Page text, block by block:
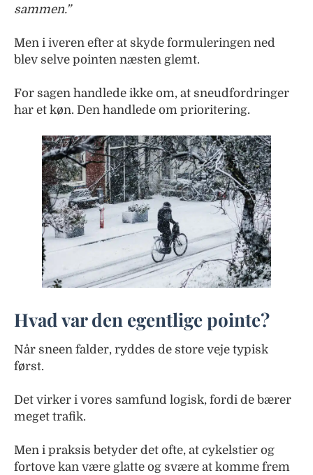
sammen.”
Men i iveren efter at skyde formuleringen ned
blev selve pointen næsten glemt.
For sagen handlede ikke om, at sneudfordringer
har et køn. Den handlede om prioritering.
Hvad var den egentlige pointe?
Når sneen falder, ryddes de store veje typisk
først.
Det virker i vores samfund logisk, fordi de bærer
meget trafik.
Men i praksis betyder det ofte, at cykelstier og
fortove kan være glatte og svære at komme frem